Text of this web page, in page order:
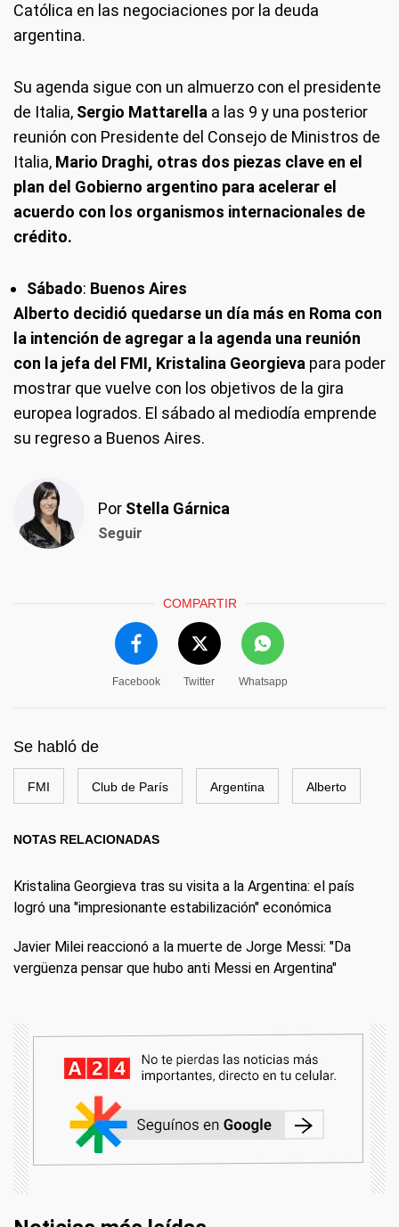
Católica en las negociaciones por la deuda
argentina.
Su agenda sigue con un almuerzo con el presidente
de Italia, Sergio Mattarella a las 9 y una posterior
reunión con Presidente del Consejo de Ministros de
Italia, Mario Draghi, otras dos piezas clave en el
plan del Gobierno argentino para acelerar el
acuerdo con los organismos internacionales de
crédito.
Sábado: Buenos Aires
Alberto decidió quedarse un día más en Roma con
la intención de agregar a la agenda una reunión
con la jefa del FMI, Kristalina Georgieva para poder
mostrar que vuelve con los objetivos de la gira
europea logrados. El sábado al mediodía emprende
su regreso a Buenos Aires.
Por Stella Gárnica
Seguir
COMPARTIR
Facebook Twitter Whatsapp
Se habló de
FMI Club de París Argentina Alberto
NOTAS RELACIONADAS
Kristalina Georgieva tras su visita a la Argentina: el país
logró una "impresionante estabilización" económica
Javier Milei reaccionó a la muerte de Jorge Messi: "Da
vergüenza pensar que hubo anti Messi en Argentina"